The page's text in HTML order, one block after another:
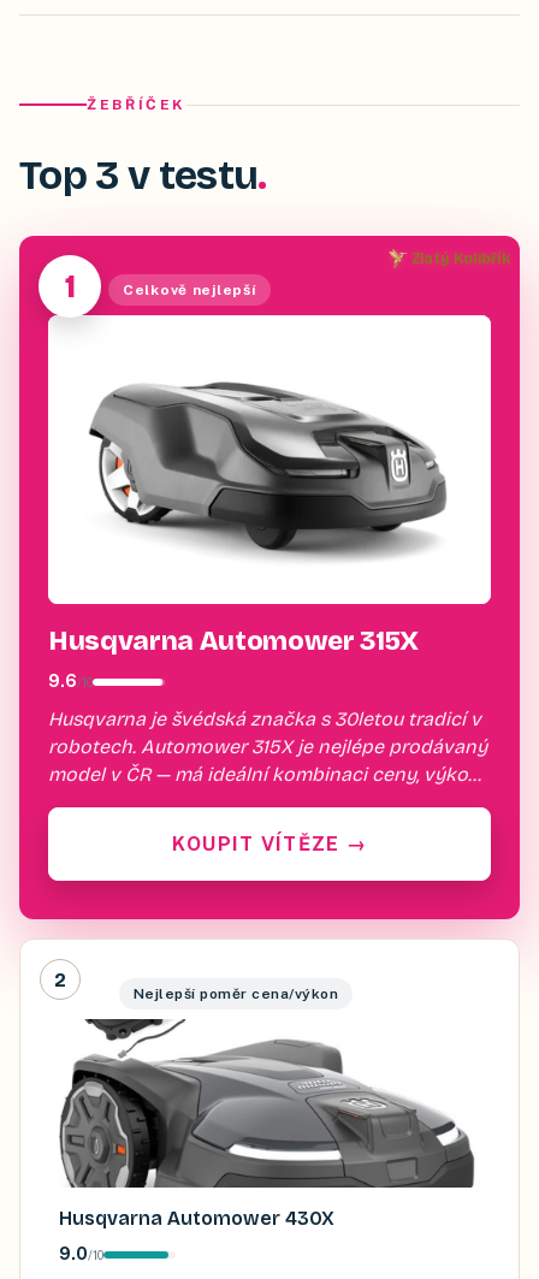
ŽEBŘÍČEK
Top 3 v testu
1
Zlatý Kolibřík
Celkově nejlepší
Husqvarna Automower 315X
9.6/10
Husqvarna je švédská značka s 30letou tradicí v
robotech. Automower 315X je nejlépe prodávaný
model v ČR — má ideální kombinaci ceny, výkonu
a chytrých funkcí. GPS sledování polohy +
KOUPIT VÍTĚZE →
2
Nejlepší poměr cena/výkon
Husqvarna Automower 430X
9.0/10